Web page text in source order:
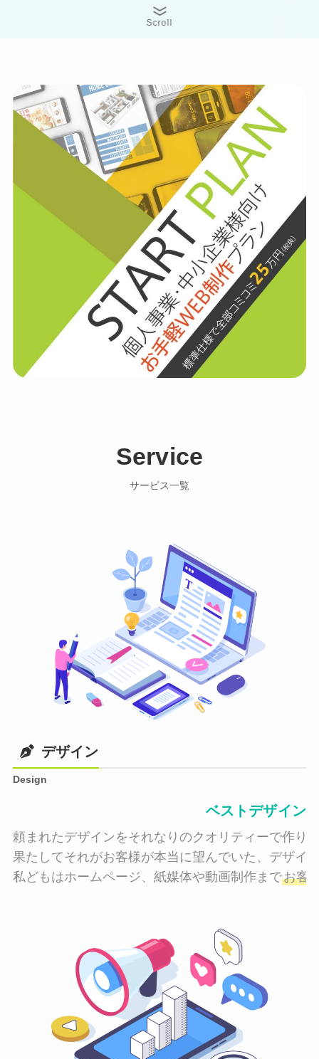
Scroll
Service
サービス一覧
デザイン
Design
ベストデザイン
頼まれたデザインをそれなりのクオリティーで作り
果たしてそれがお客様が本当に望んでいた、デザイ
私どもはホームページ、紙媒体や動画制作までお客